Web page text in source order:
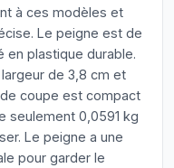
à ces modèles et
Le peigne est de
en plastique durable.
de 3,8 cm et
coupe est compact
seulement 0,0591 kg
Le peigne a une
pour garder le